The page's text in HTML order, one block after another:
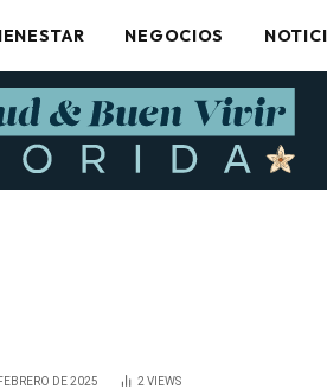
NEGOCIOS
DE 2025 2 VIEWS